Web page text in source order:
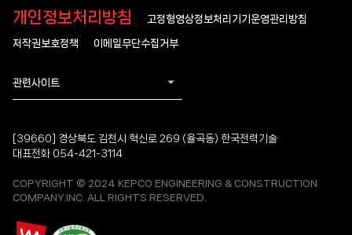
인스
블로그
페이스북
개인정보처리방침 고정형영상정보처리기기운영관리방침
저작권보호정책 이메일무단수집거부
관련사이트
[39660] 경상북도 김천시 혁신로 269 (율곡동) 한국전력기술
대표전화 054-421-3114
COPYRIGHT © 2024 KEPCO ENGINEERING & CONSTRUCTION
COMPANY.INC. ALL RIGHTS RESERVED.